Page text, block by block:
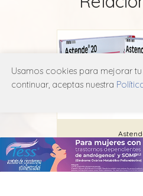
Lazar
Usamos cookies para mejorar tu
continuar, aceptas nuestra